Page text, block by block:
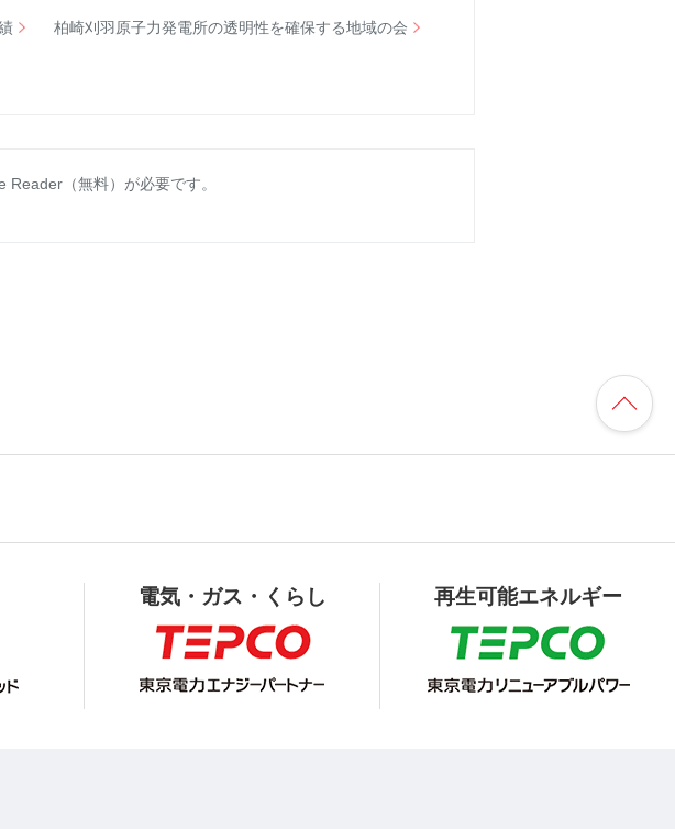
柏崎刈羽原子力発電所の透明性を確保する地域の会
（無料）が必要です。
電気・ガス・くらし 再生可能エネルギー